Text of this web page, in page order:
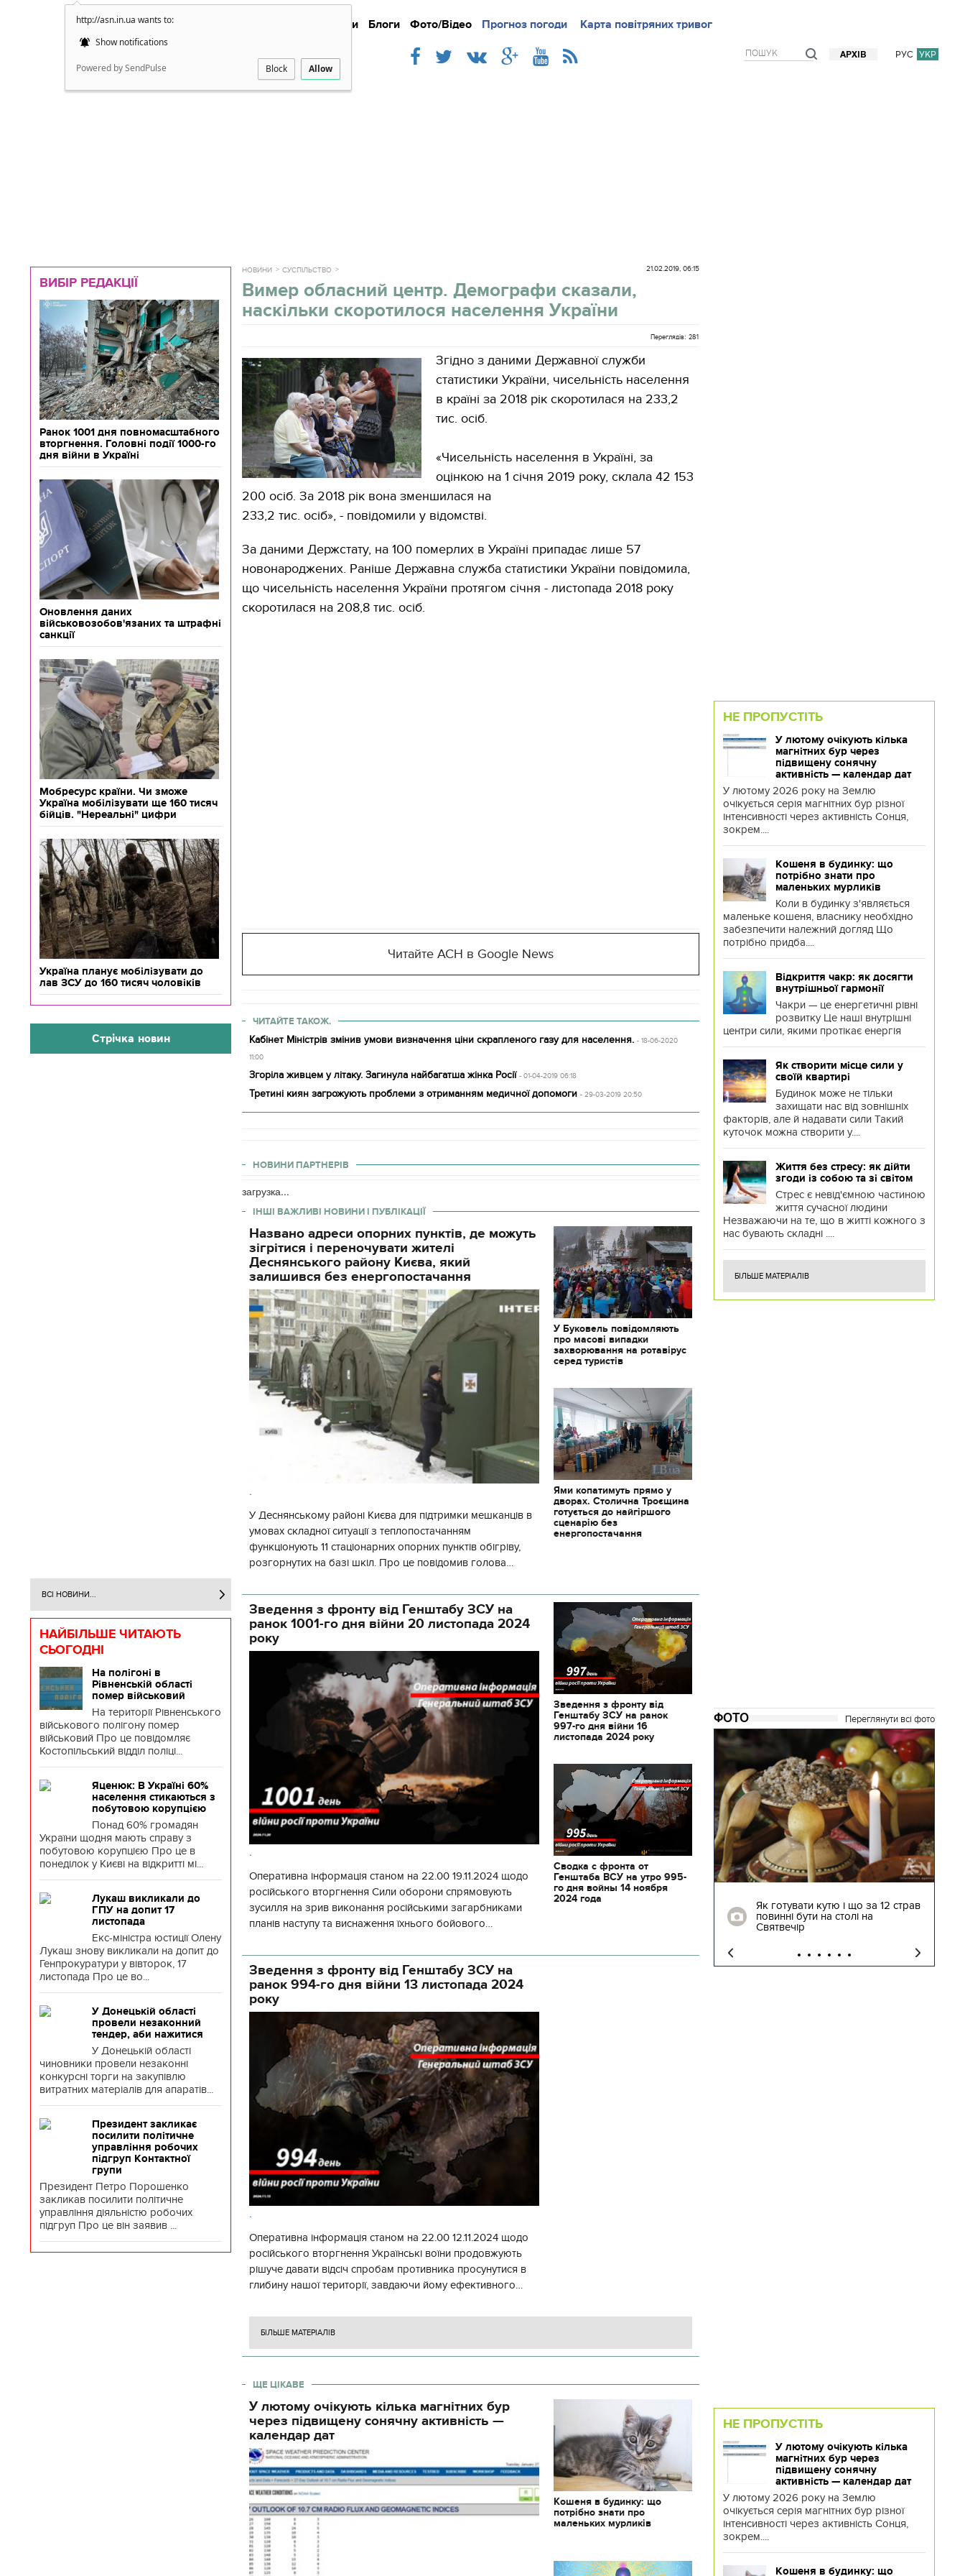
http://asn.in.ua wants to:
Show notifications
Powered by SendPulse Block Allow
Новини Блоги Фото/Відео Прогноз погоди Карта повітряних тривог
РУС УКР
АРХІВ
Докладно Новини Iнтерв`ю Блоги
ВИБІР РЕДАКЦІЇ
Ранок 1001 дня повномасштабного
вторгнення. Головні події 1000-го
дня війни в Україні
Оновлення даних
військовозобов'язаних та штрафні
санкції
Мобресурс країни. Чи зможе
Україна мобілізувати ще 160 тисяч
бійців. "Нереальні" цифри
Україна планує мобілізувати до
лав ЗСУ до 160 тисяч чоловіків
Стрічка новин
ВСІ НОВИНИ...
НАЙБІЛЬШЕ ЧИТАЮТЬ
СЬОГОДНІ
На полігоні в
Рівненській області
помер військовий
На території Рівненського
військового полігону помер
військовий Про це повідомляє
Костопільський відділ поліці...
Яценюк: В Україні 60%
населення стикаються з
побутовою корупцією
Понад 60% громадян
України щодня мають справу з
побутовою корупцією Про це в
понеділок у Києві на відкритті мі...
Лукаш викликали до
ГПУ на допит 17
листопада
Екс-міністра юстиції Олену
Лукаш знову викликали на допит до
Генпрокуратури у вівторок, 17
листопада Про це во...
У Донецькій області
провели незаконний
тендер, аби нажитися
У Донецькій області
чиновники провели незаконні
конкурсні торги на закупівлю
витратних матеріалів для апаратів...
Президент закликає
посилити політичне
управління робочих
підгруп Контактної
групи
Президент Петро Порошенко
закликав посилити політичне
управління діяльністю робочих
підгруп Про це він заявив ...
НОВИНИ СУСПІЛЬСТВО 21.02.2019, 06:15
Вимер обласний центр. Демографи сказали,
наскільки скоротилося населення України
Переглядів: 281
Згідно з даними Державної служби
статистики України, чисельність населення
в країні за 2018 рік скоротилася на 233,2
тис. осіб.
«Чисельність населення в Україні, за
оцінкою на 1 січня 2019 року, склала 42 153
200 осіб. За 2018 рік вона зменшилася на
233,2 тис. осіб», - повідомили у відомстві.
За даними Держстату, на 100 померлих в Україні припадає лише 57
новонароджених. Раніше Державна служба статистики України повідомила,
що чисельність населення України протягом січня - листопада 2018 року
скоротилася на 208,8 тис. осіб.
Читайте АСН в Google News
ЧИТАЙТЕ ТАКОЖ.
Кабінет Міністрів змінив умови визначення ціни скрапленого газу для населення. - 18-06-2020
11:00
Згоріла живцем у літаку. Загинула найбагатша жінка Росії - 01-04-2019 06:18
Третині киян загрожують проблеми з отриманням медичної допомоги - 29-03-2019 20:50
НОВИНИ ПАРТНЕРІВ
загрузка...
ІНШІ ВАЖЛИВІ НОВИНИ І ПУБЛІКАЦІЇ
Названо адреси опорних пунктів, де можуть
зігрітися і переночувати жителі
Деснянського району Києва, який
залишився без енергопостачання
.
У Деснянському районі Києва для підтримки мешканців в
умовах складної ситуації з теплопостачанням
функціонують 11 стаціонарних опорних пунктів обігріву,
розгорнутих на базі шкіл. Про це повідомив голова
У Буковель повідомляють
про масові випадки
захворювання на ротавірус
серед туристів
Ями копатимуть прямо у
дворах. Столична Троєщина
готується до найгіршого
сценарію без
енергопостачання
Зведення з фронту від Генштабу ЗСУ на
ранок 1001-го дня війни 20 листопада 2024
року
.
Оперативна інформація станом на 22.00 19.11.2024 щодо
російського вторгнення Сили оборони спрямовують
зусилля на зрив виконання російськими загарбниками
планів наступу та виснаження їхнього бойового
Зведення з фронту від
Генштабу ЗСУ на ранок
997-го дня війни 16
листопада 2024 року
Сводка с фронта от
Генштаба ВСУ на утро 995-
го дня войны 14 ноября
2024 года
Зведення з фронту від Генштабу ЗСУ на
ранок 994-го дня війни 13 листопада 2024
року
.
Оперативна інформація станом на 22.00 12.11.2024 щодо
російського вторгнення Українські воїни продовжують
рішуче давати відсіч спробам противника просунутися в
глибину нашої території, завдаючи йому ефективного
БІЛЬШЕ МАТЕРІАЛІВ
ЩЕ ЦІКАВЕ
У лютому очікують кілька магнітних бур
через підвищену сонячну активність —
календар дат
Кошеня в будинку: що
потрібно знати про
маленьких мурликів
НЕ ПРОПУСТІТЬ
У лютому очікують кілька
магнітних бур через
підвищену сонячну
активність — календар дат
У лютому 2026 року на Землю
очікується серія магнітних бур різної
інтенсивності через активність Сонця,
зокрем....
Кошеня в будинку: що
потрібно знати про
маленьких мурликів
Коли в будинку з'являється
маленьке кошеня, власнику необхідно
забезпечити належний догляд Що
потрібно придба....
Відкриття чакр: як досягти
внутрішньої гармонії
Чакри — це енергетичні рівні
розвитку Це наші внутрішні
центри сили, якими протікає енергія
Як створити місце сили у
своїй квартирі
Будинок може не тільки
захищати нас від зовнішніх
факторів, але й надавати сили Такий
куточок можна створити у....
Життя без стресу: як дійти
згоди із собою та зі світом
Стрес є невід'ємною частиною
життя сучасної людини
Незважаючи на те, що в житті кожного з
нас бувають складні ....
БІЛЬШЕ МАТЕРІАЛІВ
ФОТО Переглянути всі фото
11.10.2017 | 16:22
Часи Русі: як виглядають
Як готувати кутю і що за 12 страв
повинні бути на столі на
Святвечір
НЕ ПРОПУСТІТЬ
У лютому очікують кілька
магнітних бур через
підвищену сонячну
активність — календар дат
У лютому 2026 року на Землю
очікується серія магнітних бур різної
інтенсивності через активність Сонця,
зокрем....
Кошеня в будинку: що